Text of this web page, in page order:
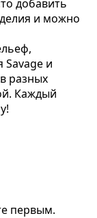
добавить
и можно
Savage и
разных
Каждый
первым.